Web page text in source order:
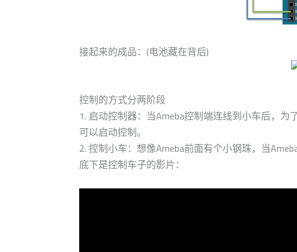
接起来的成品：(电池藏在背后)
控制的方式分两阶段
1. 启动控制器：当Ameba控制端连线到小车后，
可以启动控制。
2. 控制小车：想像Ameba前面有个小钢珠，当
底下是控制车子的影片：